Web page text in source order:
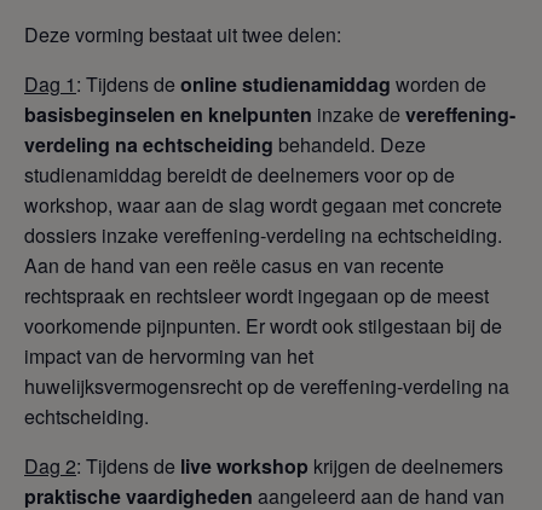
Deze vorming bestaat uit twee delen:
Dag 1: Tijdens de online studienamiddag worden de
basisbeginselen en knelpunten inzake de vereffening-
verdeling na echtscheiding behandeld. Deze
studienamiddag bereidt de deelnemers voor op de
workshop, waar aan de slag wordt gegaan met concrete
dossiers inzake vereffening-verdeling na echtscheiding.
Aan de hand van een reële casus en van recente
rechtspraak en rechtsleer wordt ingegaan op de meest
voorkomende pijnpunten. Er wordt ook stilgestaan bij de
impact van de hervorming van het
huwelijksvermogensrecht op de vereffening-verdeling na
echtscheiding.
Dag 2: Tijdens de live workshop krijgen de deelnemers
praktische vaardigheden aangeleerd aan de hand van